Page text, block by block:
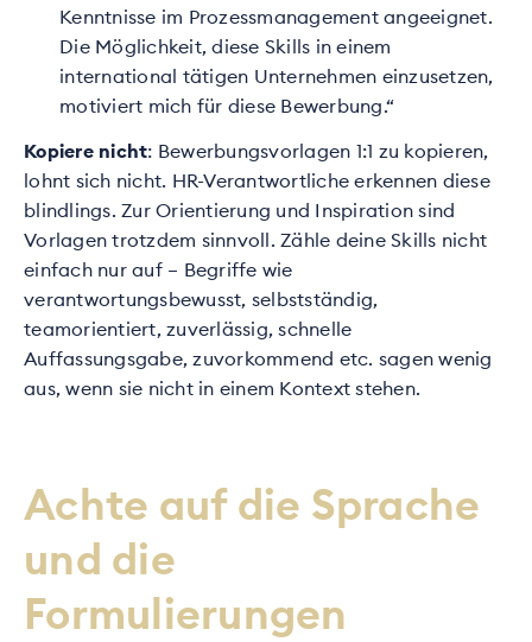
Kenntnisse im Prozessmanagement angeeignet.
Die Möglichkeit, diese Skills in einem
international tätigen Unternehmen einzusetzen,
motiviert mich für diese Bewerbung.“
Kopiere nicht: Bewerbungsvorlagen 1:1 zu kopieren,
lohnt sich nicht. HR-Verantwortliche erkennen diese
blindlings. Zur Orientierung und Inspiration sind
Vorlagen trotzdem sinnvoll. Zähle deine Skills nicht
einfach nur auf – Begriffe wie
verantwortungsbewusst, selbstständig,
teamorientiert, zuverlässig, schnelle
Auffassungsgabe, zuvorkommend etc. sagen wenig
aus, wenn sie nicht in einem Kontext stehen.
Achte auf die Sprache
und die
Formulierungen